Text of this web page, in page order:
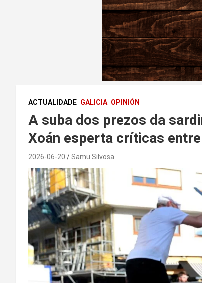
ACTUALIDADE GALICIA OPINIÓN
A suba dos prezos da
Xoán esperta críticas
2026-06-20 Samu Silvosa